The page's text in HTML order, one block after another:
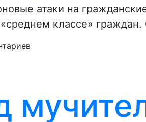
атаки на
классе»